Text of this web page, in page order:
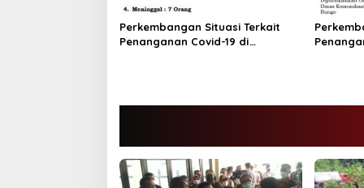
Perkembangan Situasi Terkait
Penanganan Covid-19 di